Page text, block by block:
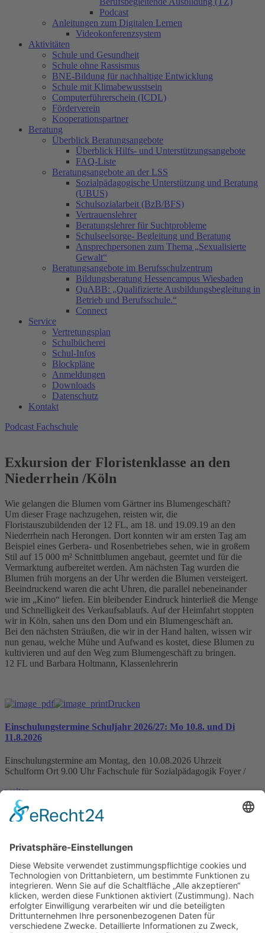
Podcast
Anleitungen zum Digitalen Lernen
Videokonferenzsystem
Aktivitäten
Schule und Gesundheit
Schule ohne Rassismus
BNE-Bildung für nachhaltige Entwicklung
Schule mit Klimabewusstsein
Computerführerschein (ICDL)
Förderverein
Kooperationspartner
Beratung
Überblick Beratungsangebote
Überblick Hilfs- und Unterstützungsangebote
FAQ-Liste
Beratungsangebote an der LSS
Sozialpädagogische Unterstützung und Beratung
(UBUS)
Schulsozialarbeit (BzB/BFS)
Vertrauenslehrer
Beratungslehrer für Suchtprobleme
Schulseelsorge- Begleitung und Beratung
Ansprechpersonen zum Thema „Sexualisierte
Gewalt“
Beratungsangebote im Berufsschulzentrum
Bildungsberatung Hessencampus Wiesbaden
QuABB: „Qualifizierte Ausbildungsbegleitung in
Betrieb und Berufsschule.“
Connect
Service
Vertretungsplan
Schulbücherei
Schul-Infos
Blockpläne
Anmeldungen
Downloads
Datenschutz
Kontakt
Podcast Fachschule
Exkursion der Floristenklasse an den
Niederrhein /Köln
Wie gelangen die Blumen vom Gärtner ins Blumengeschäft?
Um dieser Frage nachzugehen, reisten wir, die
Floristauszubildenden der 12 FL, am 18. und 19.09.19 an den
Niederrhein nach Herongen. Dort konnten wir am ersten Tag am
Beispiel eines Gerbera- und Rosenbetriebes sehen, wie in großem
Stil auf 15 000 m² Schnittblumen angebaut, geerntet und für die
Vermarktung aufbereitet werden. Am nächsten Tag wurden die
Blumen früh morgens an der Uhr werden die Blumen versteigert.
Beeindruckend waren die acht Uhren, die parallel nebeneinander
wie im „Kino“ liefen. Ein bleibender Eindruck hinterließ die Menge
und Schnelligkeit des Verkaufsablaufs. Auf der Heimfahrt stoppten
wir in Köln, sahen uns den Dom und ein Blumengeschäft an.
Bei den nächsten Sträußen, die wir in der Hand halten, wissen wir
nun genau, welche Mühe und Aufwand es kostet, diese Blumen zu
kultivieren und auf den Weg zum Blumengeschäft zu bringen.
12 FL und Barbara Holtmann, Klassenlehrerin
Drucken
Einschulungstermine Schuljahr 2026/27: Mo 10.8. und Di
11.8.2026
Einschulungstermine am Montag, den 10.08.2026 Uhrzeit
Schulform Ort 9.00 Uhr Fachschule für Sozialpädagogik Foyer /
weiter »
IHK-News: Florist-Azubis zeigen blühende Kreativität bei
Wiesbaden, 19. Juni 2026 – Acht Florist-Azubis haben in der
weiter »
Schutzkonzept gegen sexualisierte Gewalt veröffentlicht
weiter »